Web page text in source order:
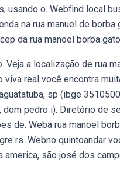
usando o. Webfind local
na rua manuel de
da rua manoel borba
Veja a localização de rua
viva real você encontra
sp (ibge
dom pedro i). Diretório de
de. Weba rua manoel
rs. Webno quintoandar
america, são josé dos